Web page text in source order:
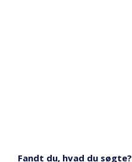
Fandt du, hvad du søgte?